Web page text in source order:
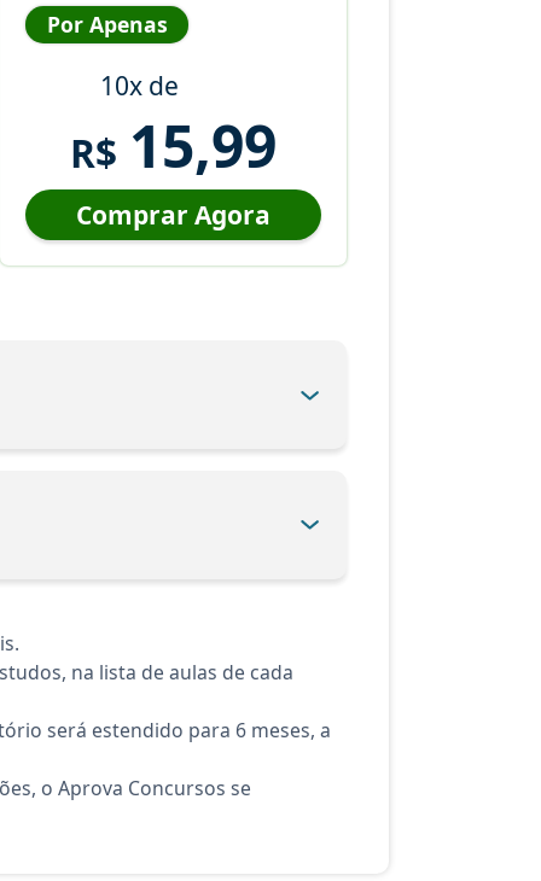
Por Apenas
10x de
R$ 15,99
Comprar Agora
na lista de aulas de cada
será estendido para 6 meses, a
o Aprova Concursos se